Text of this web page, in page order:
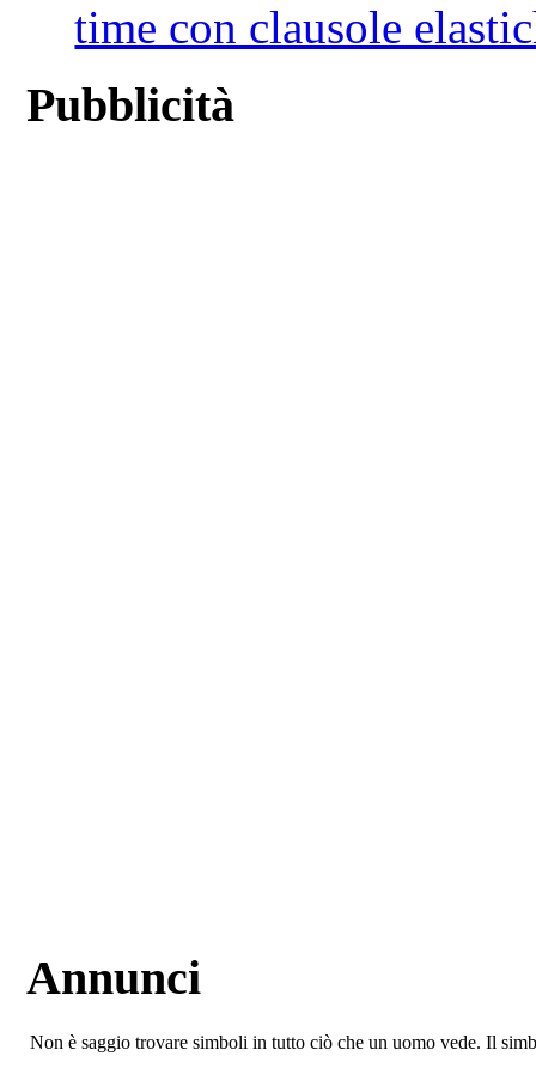
time con clausole
Pubblicità
Annunci
Non è saggio trovare simboli in tutto ciò che un uomo vede. Il